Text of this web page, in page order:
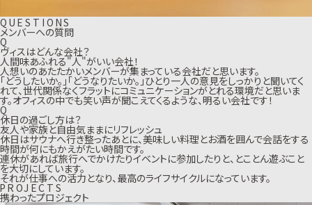
Q U E S T I O NS
メンバーへの質問
Q
ヴィスはどんな会社？
人間味あふれる"人"がいい会社！
人想いのあたたかいメンバーが集まっている会社だと思います。
「どうしたいか。」「どうなりたいか。」ひとり一人の意見をしっかりと聞いてく
れて、世代関係なくフラットにコミュニケーションがとれる環境だと思いま
す。オフィスの中でも笑い声が聞こえてくるような、明るい会社です！
Q
休日の過ごし方は？
友人や家族と自由気ままにリフレッシュ
休日はサウナへ行き整ったあとに、美味しい料理とお酒を囲んで会話をする
時間が何にもかえがたい時間です。
連休があれば旅行へでかけたりイベントに参加したりと、とことん遊ぶこと
を大切にしています。
それが仕事への活力となり、最高のライフサイクルになっています。
PR OJ EC T S
携わったプロジェクト